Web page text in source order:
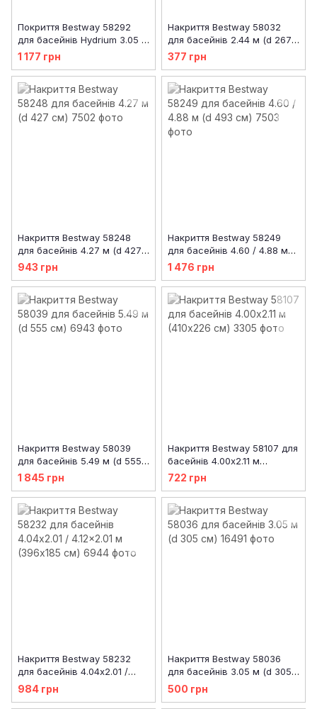
Покриття Bestway 58292
для басейнів Hydrium 3.05 м
(d 355 см)
1 177 грн
Накриття Bestway 58032
для басейнів 2.44 м (d 267
см)
377 грн
Накриття Bestway 58248
для басейнів 4.27 м (d 427
см)
943 грн
Накриття Bestway 58249
для басейнів 4.60 / 4.88 м
(d 493 см)
1 476 грн
Накриття Bestway 58039
для басейнів 5.49 м (d 555
см)
1 845 грн
Накриття Bestway 58107 для
басейнів 4.00x2.11 м
(410х226 см)
722 грн
Накриття Bestway 58232
для басейнів 4.04x2.01 /
4.12x2.01 м (396x185 см)
984 грн
Накриття Bestway 58036
для басейнів 3.05 м (d 305
см)
500 грн